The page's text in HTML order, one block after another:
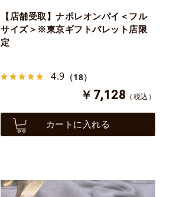
【店舗受取】ナポレオンパイ＜フル
サイズ＞※東京ギフトパレット店限
定
4.9 （18）
￥7,128 （税込）
カートに入れる